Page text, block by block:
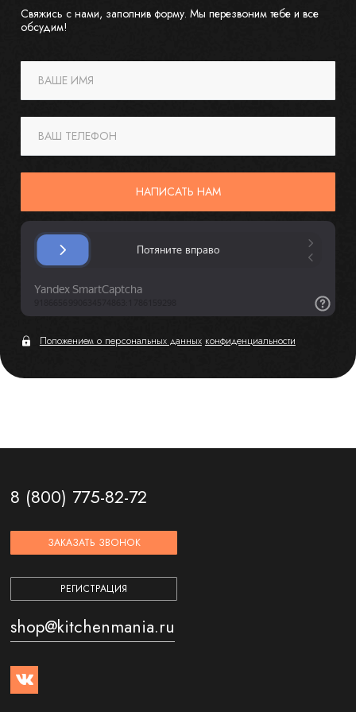
Свяжись с нами, заполнив форму. Мы перезвоним тебе и все
обсудим!
ВАШЕ ИМЯ
ВАШ ТЕЛЕФОН
НАПИСАТЬ НАМ
Положением о персональных данных конфиденциальности
8 (800) 775-82-72
ЗАКАЗАТЬ ЗВОНОК
РЕГИСТРАЦИЯ
shop@kitchenmania.ru